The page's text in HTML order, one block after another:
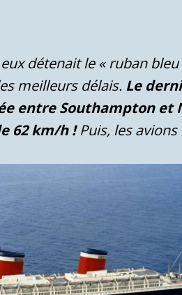
détenait le « ruban
meilleurs délais. Le
entre Southampton et
62 km/h !Puis, les avions